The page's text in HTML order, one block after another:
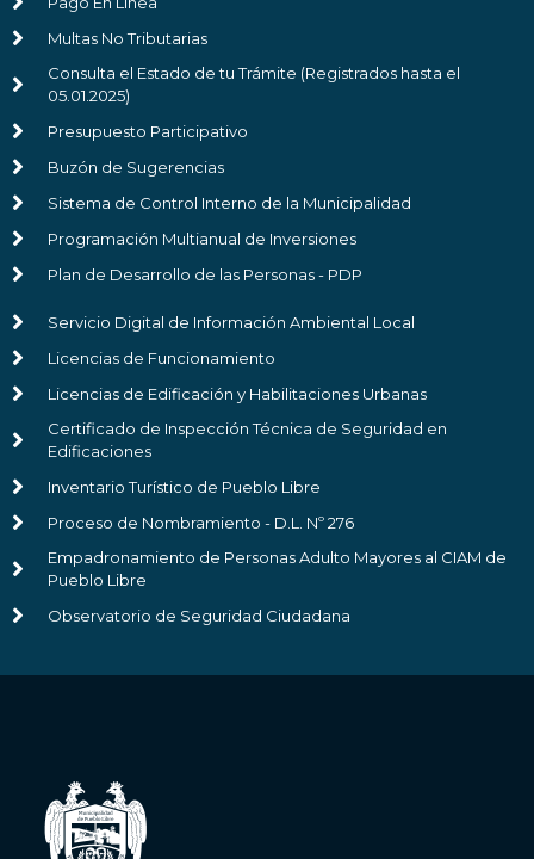
Multas No Tributarias
Consulta el Estado de tu Trámite (Registrados hasta el
05.01.2025)
Presupuesto Participativo
Buzón de Sugerencias
Sistema de Control Interno de la Municipalidad
Programación Multianual de Inversiones
Plan de Desarrollo de las Personas - PDP
Servicio Digital de Información Ambiental Local
Licencias de Funcionamiento
Licencias de Edificación y Habilitaciones Urbanas
Certificado de Inspección Técnica de Seguridad en
Edificaciones
Inventario Turístico de Pueblo Libre
Proceso de Nombramiento - D.L. Nº 276
Empadronamiento de Personas Adulto Mayores al CIAM de
Pueblo Libre
Observatorio de Seguridad Ciudadana